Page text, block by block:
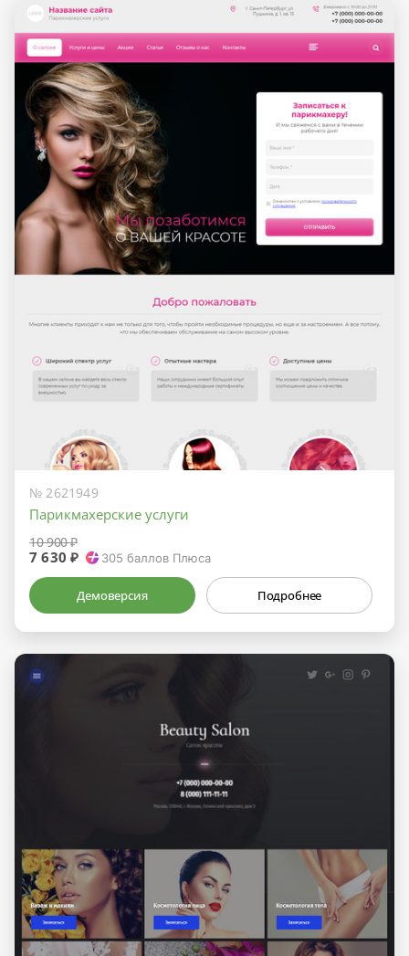
№ 2621949
Парикмахерские услуги
10 900 ₽
7 630 ₽ 305 баллов Плюса
Демоверсия Подробнее